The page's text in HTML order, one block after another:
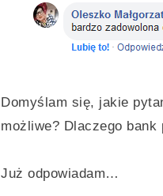
Domyślam się, jakie
możliwe? Dlaczego bank
Już odpowiadam…